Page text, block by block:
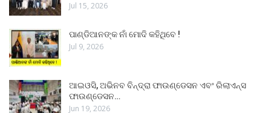
Jul 15, 2026
ପାଣ୍ଡିଆନଙ୍କ ନାଁ ମୋଦି କହିଥିବେ !
Jul 9, 2026
ଆଇଓସି, ଅଭିନବ ବିନ୍ଦ୍ରା ଫାଉଣ୍ଡେସନ ଏବଂ ରିଲାଏନ୍ସ
ଫାଉଣ୍ଡେସନ…
Jun 19, 2026